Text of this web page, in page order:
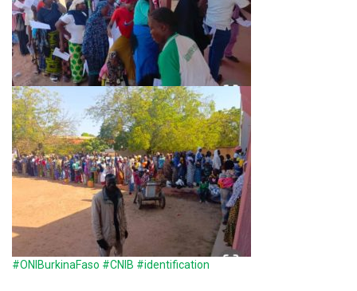
#ONIBurkinaFaso #CNIB #identification